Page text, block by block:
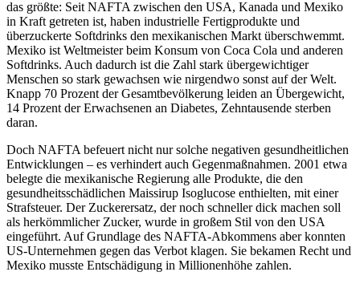
das größte: Seit NAFTA zwischen den USA, Kanada und Mexiko
in Kraft getreten ist, haben industrielle Fertigprodukte und
überzuckerte Softdrinks den mexikanischen Markt überschwemmt.
Mexiko ist Weltmeister beim Konsum von Coca Cola und anderen
Softdrinks. Auch dadurch ist die Zahl stark übergewichtiger
Menschen so stark gewachsen wie nirgendwo sonst auf der Welt.
Knapp 70 Prozent der Gesamtbevölkerung leiden an Übergewicht,
14 Prozent der Erwachsenen an Diabetes, Zehntausende sterben
daran.
Doch NAFTA befeuert nicht nur solche negativen gesundheitlichen
Entwicklungen – es verhindert auch Gegenmaßnahmen. 2001 etwa
belegte die mexikanische Regierung alle Produkte, die den
gesundheitsschädlichen Maissirup Isoglucose enthielten, mit einer
Strafsteuer. Der Zuckerersatz, der noch schneller dick machen soll
als herkömmlicher Zucker, wurde in großem Stil von den USA
eingeführt. Auf Grundlage des NAFTA-Abkommens aber konnten
US-Unternehmen gegen das Verbot klagen. Sie bekamen Recht und
Mexiko musste Entschädigung in Millionenhöhe zahlen.